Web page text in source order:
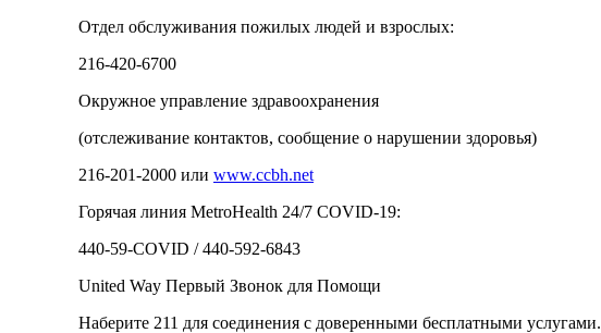
Отдел обслуживания пожилых людей и взрослых:
216-420-6700
Окружное управление здравоохранения
(отслеживание контактов, сообщение о нарушении здоровья)
216-201-2000 или www.ccbh.net
Горячая линия MetroHealth 24/7 COVID-19:
440-59-COVID / 440-592-6843
United Way Первый Звонок для Помощи
Наберите 211 для соединения с доверенными бесплатными услугами.